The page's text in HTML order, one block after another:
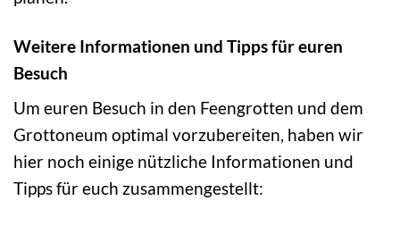
Weitere Informationen und Tipps für euren
Besuch
Um euren Besuch in den Feengrotten und dem
Grottoneum optimal vorzubereiten, haben wir
hier noch einige nützliche Informationen und
Tipps für euch zusammengestellt: